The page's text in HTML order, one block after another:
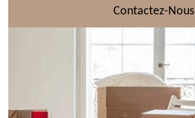
Contactez-Nous